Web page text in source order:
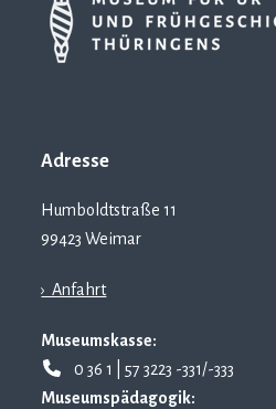
Adresse
Humboldtstraße 11
99423 Weimar
› Anfahrt
Museumskasse:
0 36 1 | 57 3223 -331/-333
Museumspädagogik: